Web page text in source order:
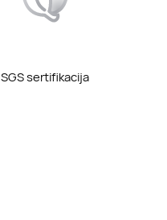
SGS sertifikacija